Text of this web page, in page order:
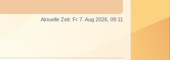
Aktuelle Zeit: Fr 7. Aug 2026, 09:11